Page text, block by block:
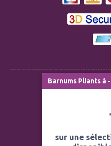
Barnums Pliants à
sur une